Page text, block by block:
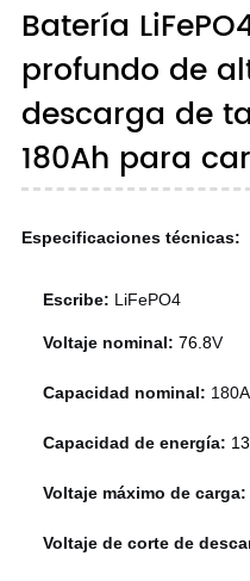
Batería
profundo de
descarga de
180Ah para
Especificaciones técnicas:
Escribe: LiFePO4
Voltaje nominal: 76.8V
Capacidad nominal:
Capacidad de energía:
Voltaje máximo de
Voltaje de corte de